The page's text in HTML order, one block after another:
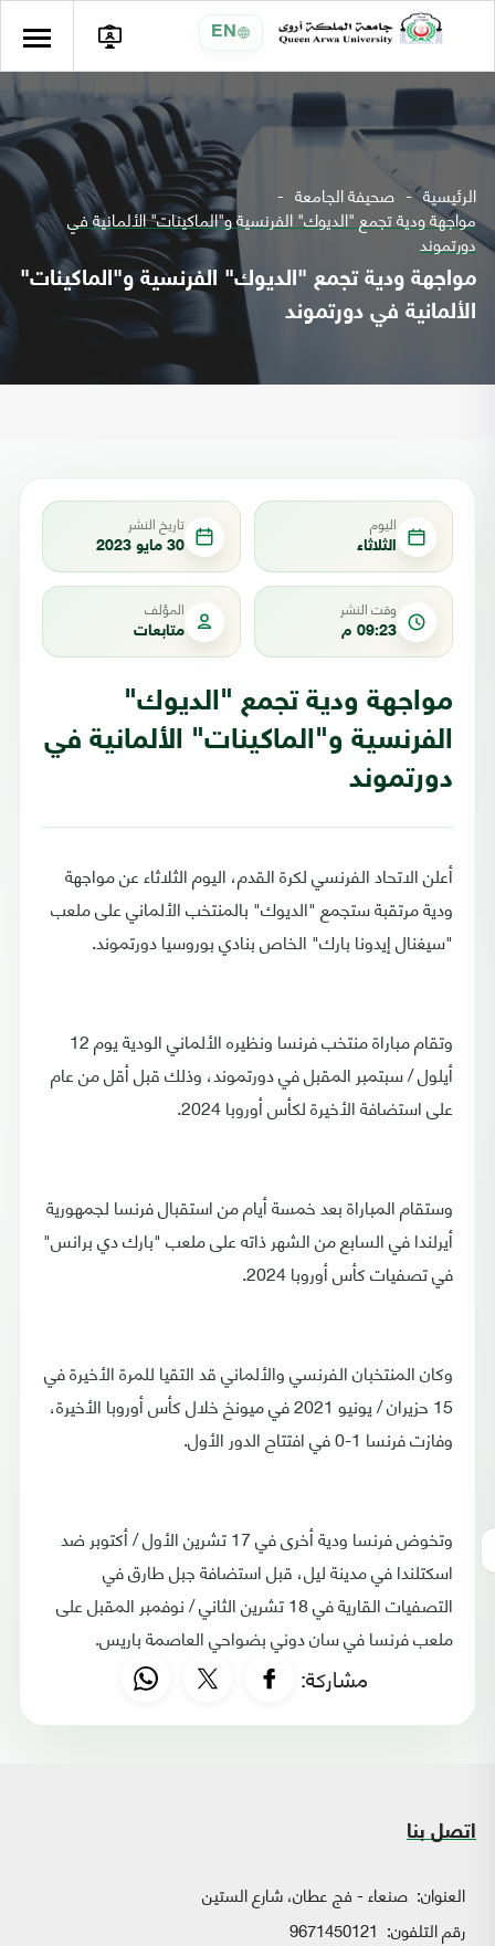
EN
الرئيسية صحيفة الجامعة
مواجهة ودية تجمع "الديوك" الفرنسية و"الماكينات" الألمانية في
دورتموند
مواجهة ودية تجمع "الديوك" الفرنسية و"الماكينات"
الألمانية في دورتموند
اليوم
الثلاثاء
تاريخ النشر
30 مايو 2023
وقت النشر
09:23 م
المؤلف
متابعات
مواجهة ودية تجمع "الديوك"
الفرنسية و"الماكينات" الألمانية في
دورتموند
أعلن الاتحاد الفرنسي لكرة القدم، اليوم الثلاثاء عن مواجهة
ودية مرتقبة ستجمع "الديوك" بالمنتخب الألماني على ملعب
"سيغنال إيدونا بارك" الخاص بنادي بوروسيا دورتموند.
وتقام مباراة منتخب فرنسا ونظيره الألماني الودية يوم 12
أيلول / سبتمبر المقبل في دورتموند، وذلك قبل أقل من عام
على استضافة الأخيرة لكأس أوروبا 2024.
وستقام المباراة بعد خمسة أيام من استقبال فرنسا لجمهورية
أيرلندا في السابع من الشهر ذاته على ملعب "بارك دي برانس"
في تصفيات كأس أوروبا 2024.
وكان المنتخبان الفرنسي والألماني قد التقيا للمرة الأخيرة في
15 حزيران / يونيو 2021 في ميونخ خلال كأس أوروبا الأخيرة،
وفازت فرنسا 1-0 في افتتاح الدور الأول.
وتخوض فرنسا ودية أخرى في 17 تشرين الأول / أكتوبر ضد
اسكتلندا في مدينة ليل، قبل استضافة جبل طارق في
التصفيات القارية في 18 تشرين الثاني / نوفمبر المقبل على
ملعب فرنسا في سان دوني بضواحي العاصمة باريس.
مشاركة:
اتصل بنا
العنوان: صنعاء - فج عطان، شارع الستين
رقم التلفون: 9671450121